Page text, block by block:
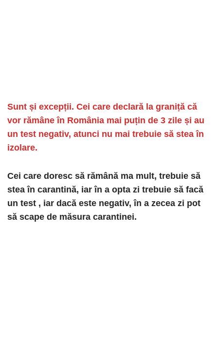
Sunt și excepții. Cei care declară la graniță că
vor rămâne în România mai puțin de 3 zile și au
un test negativ, atunci nu mai trebuie să stea în
izolare.
Cei care doresc să rămână ma mult, trebuie să
stea în carantină, iar în a opta zi trebuie să facă
un test , iar dacă este negativ, în a zecea zi pot
să scape de măsura carantinei.